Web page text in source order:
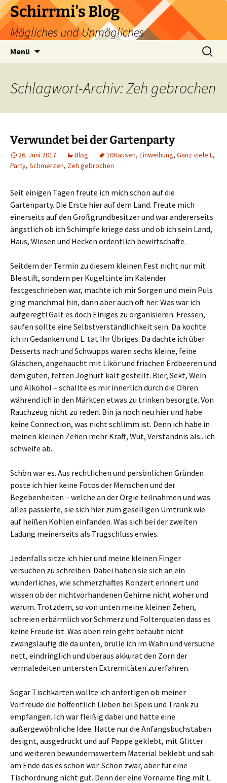
Zum
Inhalt
springen
Schirrmi's Blog
Mögliches und Unmögliches
Menü
Suchen
nach:
Schlagwort-Archiv: Zeh gebrochen
Verwundet bei der Gartenparty
26. Juni 2017 Blog 10Hausen, Einweihung, Ganz viele L,
Party, Schmerzen, Zeh gebrochen
Seit einigen Tagen freute ich mich schon auf die
Gartenparty. Die Erste hier auf dem Land. Freute mich
einerseits auf den Großgrundbesitzer und war andererseits
ängstlich ob ich Schimpfe kriege dass und ob ich sein Land,
Haus, Wiesen und Hecken ordentlich bewirtschafte.
Seitdem der Termin zu diesem kleinen Fest nicht nur mit
Bleistift, sondern per Kugeltinte im Kalender
festgeschrieben war, machte ich mir Sorgen und mein Puls
ging manchmal hin, dann aber auch oft her. Was war ich
aufgeregt! Galt es doch Einiges zu organisieren. Fressen,
saufen sollte eine Selbstverständlichkeit sein. Da kochte
ich in Gedanken und L. tat Ihr Übriges. Da dachte ich über
Desserts nach und Schwupps waren sechs kleine, feine
Gläschen, angehaucht mit Likör und frischen Erdbeeren und
dem guten, fetten Joghurt kalt gestellt. Bier, Sekt, Wein
und Alkohol – schallte es mir innerlich durch die Ohren
während ich in den Märkten etwas zu trinken besorgte. Von
Rauchzeug nicht zu reden. Bin ja noch neu hier und habe
keine Connection, was nicht schlimm ist. Denn ich habe in
meinen kleinen Zehen mehr Kraft, Wut, Verständnis als.. ich
schweife ab..
Schön war es. Aus rechtlichen und persönlichen Gründen
poste ich hier keine Fotos der Menschen und der
Begebenheiten – welche an der Orgie teilnahmen und was
alles passierte, sie sich hier zum geselligen Umtrunk wie
auf heißen Kohlen einfanden. Was sich bei der zweiten
Ladung meinerseits als Trugschluss erwies.
Jedenfalls sitze ich hier und meine kleinen Finger
versuchen zu schreiben. Dabei haben sie sich an ein
wunderliches, wie schmerzhaftes Konzert erinnert und
wissen ob der nichtvorhandenen Gehirne nicht woher und
warum. Trotzdem, so von unten meine kleinen Zehen,
schreien erbärmlich vor Schmerz und Folterqualen dass es
keine Freude ist. Was oben rein geht betäubt nicht
zwangsläufig die da unten, brülle ich im Wahn und versuche
nett, eindringlich und überaus akkurat den Zorn der
vermaledeiten untersten Extremitäten zu erfahren.
Sogar Tischkarten wollte ich anfertigen ob meiner
Vorfreude die hoffentlich Lieben bei Speis und Trank zu
empfangen. Ich war fleißig dabei und hatte eine
außergewöhnliche Idee. Hatte nur die Anfangsbuchstaben
designt, ausgedruckt und auf Pappe geklebt, mit Glitter
und weiteren bewundernswertem Material beklebt und sah
am Ende das es schön war. Schön zwar, aber für eine
Tischordnung nicht gut. Denn der eine Vorname fing mit L.